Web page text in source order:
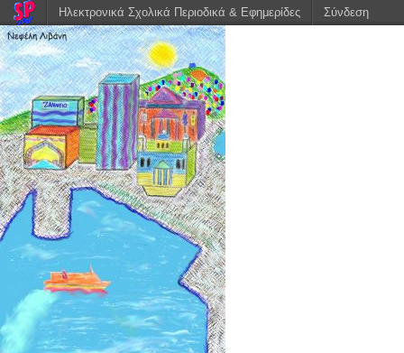
Ηλεκτρονικά Σχολικά Περιοδικά & Εφημερίδες Σύνδεση